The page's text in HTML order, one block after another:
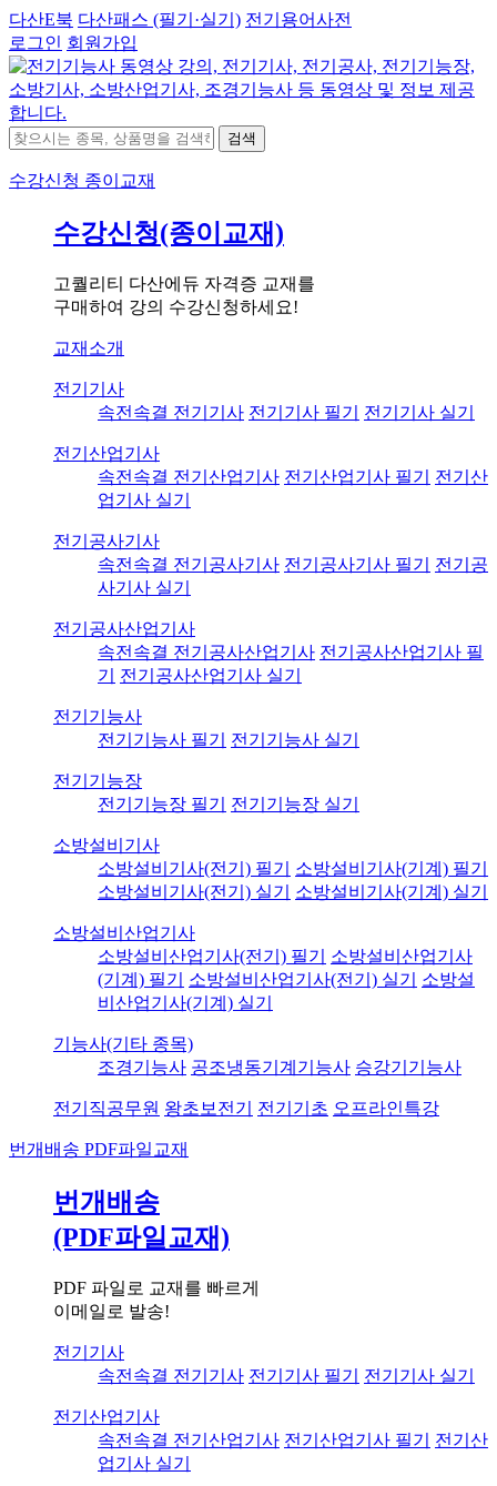
다산E북 다산패스 (필기·실기) 전기용어사전
로그인 회원가입
검색
수강신청 종이교재
수강신청(종이교재)
고퀄리티 다산에듀 자격증 교재를
구매하여 강의 수강신청하세요!
교재소개
전기기사
속전속결 전기기사 전기기사 필기 전기기사 실기
전기산업기사
속전속결 전기산업기사 전기산업기사 필기
전기산
업기사 실기
전기공사기사
속전속결 전기공사기사 전기공사기사 필기
전기공
사기사 실기
전기공사산업기사
속전속결 전기공사산업기사 전기공사산업기사 필
기
전기공사산업기사 실기
전기기능사
전기기능사 필기
전기기능사 실기
전기기능장
전기기능장 필기
전기기능장 실기
소방설비기사
소방설비기사(전기) 필기
소방설비기사(기계) 필기
소방설비기사(전기) 실기
소방설비기사(기계) 실기
소방설비산업기사
소방설비산업기사(전기) 필기
소방설비산업기사
(기계) 필기
소방설비산업기사(전기) 실기
소방설
비산업기사(기계) 실기
기능사(기타 종목)
조경기능사 공조냉동기계기능사 승강기기능사
전기직공무원 왕초보전기 전기기초 오프라인특강
번개배송 PDF파일교재
번개배송
(PDF파일교재)
PDF 파일로 교재를 빠르게
이메일로 발송!
전기기사
속전속결 전기기사 전기기사 필기 전기기사 실기
전기산업기사
속전속결 전기산업기사 전기산업기사 필기
전기산
업기사 실기